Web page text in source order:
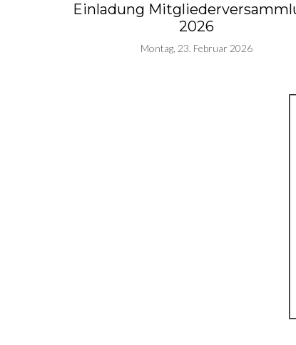
Einladung
2026
Montag, 23. Februar 2026